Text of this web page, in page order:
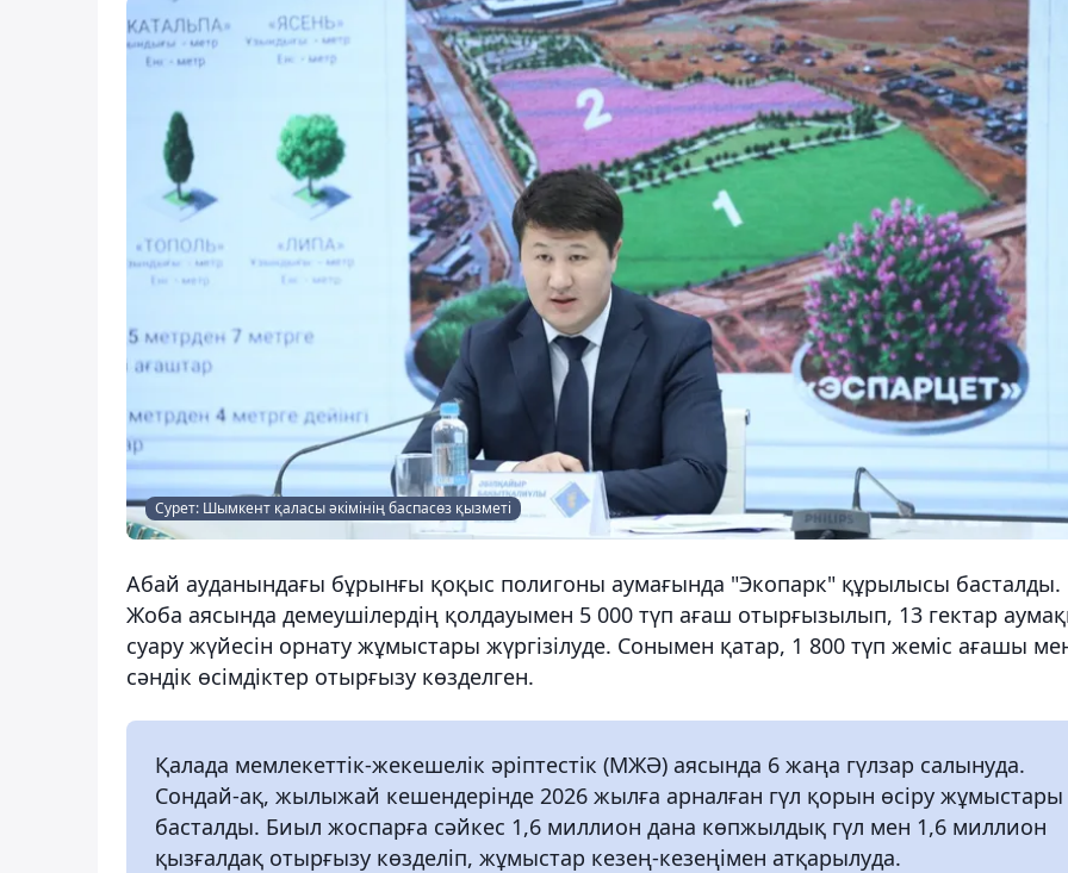
Сурет: Шымкент қаласы әкімінің баспасөз қызметі
Абай ауданындағы бұрынғы қоқыс полигоны аумағында "Экопарк" құрылысы басталды.
Жоба аясында демеушілердің қолдауымен 5 000 түп ағаш отырғызылып, 13 гектар
суару жүйесін орнату жұмыстары жүргізілуде. Сонымен қатар, 1 800 түп жеміс ағашы
сәндік өсімдіктер отырғызу көзделген.
Қалада мемлекеттік-жекешелік әріптестік (МЖӘ) аясында 6 жаңа гүлзар салынуда.
Сондай-ақ, жылыжай кешендерінде 2026 жылға арналған гүл қорын өсіру жұмыстары
басталды. Биыл жоспарға сәйкес 1,6 миллион дана көпжылдық гүл мен 1,6 миллион
қызғалдақ отырғызу көзделіп, жұмыстар кезең-кезеңімен атқарылуда.